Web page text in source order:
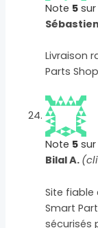
Note 5
Livraison
Parts
Note 5
Bilal A.
Site fiable
Smart
sécurisés